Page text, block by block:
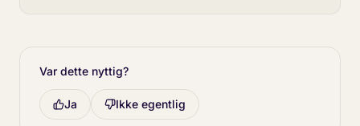
Var dette nyttig?
Ja Ikke egentlig